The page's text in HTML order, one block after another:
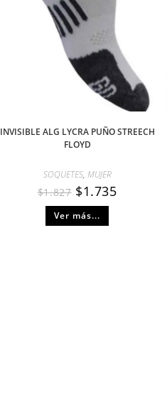
INVISIBLE ALG LYCRA PUÑO STREECH
FLOYD
SOQUETES, MUJER
$1.827 $1.735
Ver más...